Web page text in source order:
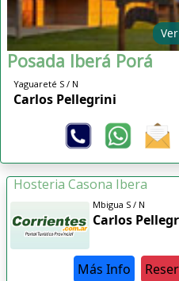
Posada Iberá Porá
Yaguareté S / N
Carlos Pellegrini
Hosteria Casona Ibera
Mbigua S / N
Carlos
Más Info